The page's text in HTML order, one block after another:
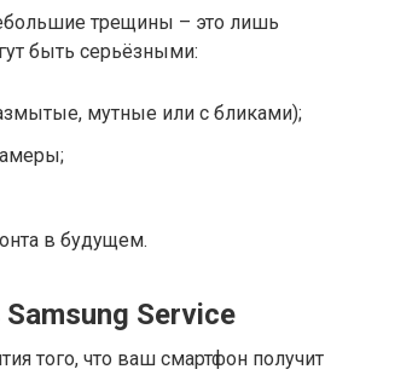
трещины – это лишь
быть серьёзными:
мутные или с бликами);
в будущем.
Service
того, что ваш смартфон получит